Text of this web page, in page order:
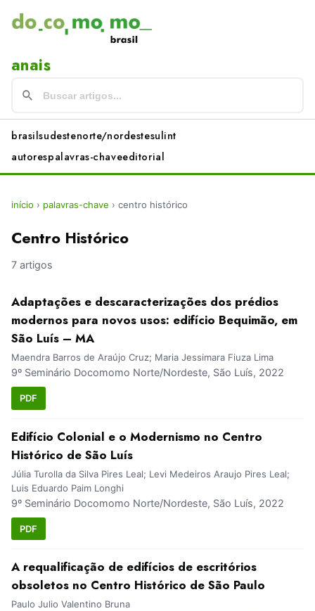
anais
brasilsudestenorte/nordestesulint
autorespalavras-chaveeditorial
início › palavras-chave › centro histórico
Centro Histórico
7 artigos
Adaptações e descaracterizações dos prédios
modernos para novos usos: edifício Bequimão, em
São Luís – MA
Maendra Barros de Araújo Cruz; Maria Jessimara Fiuza Lima
9º Seminário Docomomo Norte/Nordeste, São Luís, 2022
PDF
Edifício Colonial e o Modernismo no Centro
Histórico de São Luís
Júlia Turolla da Silva Pires Leal; Levi Medeiros Araujo Pires Leal;
Luis Eduardo Paim Longhi
9º Seminário Docomomo Norte/Nordeste, São Luís, 2022
PDF
A requalificação de edifícios de escritórios
obsoletos no Centro Histórico de São Paulo
Paulo Julio Valentino Bruna